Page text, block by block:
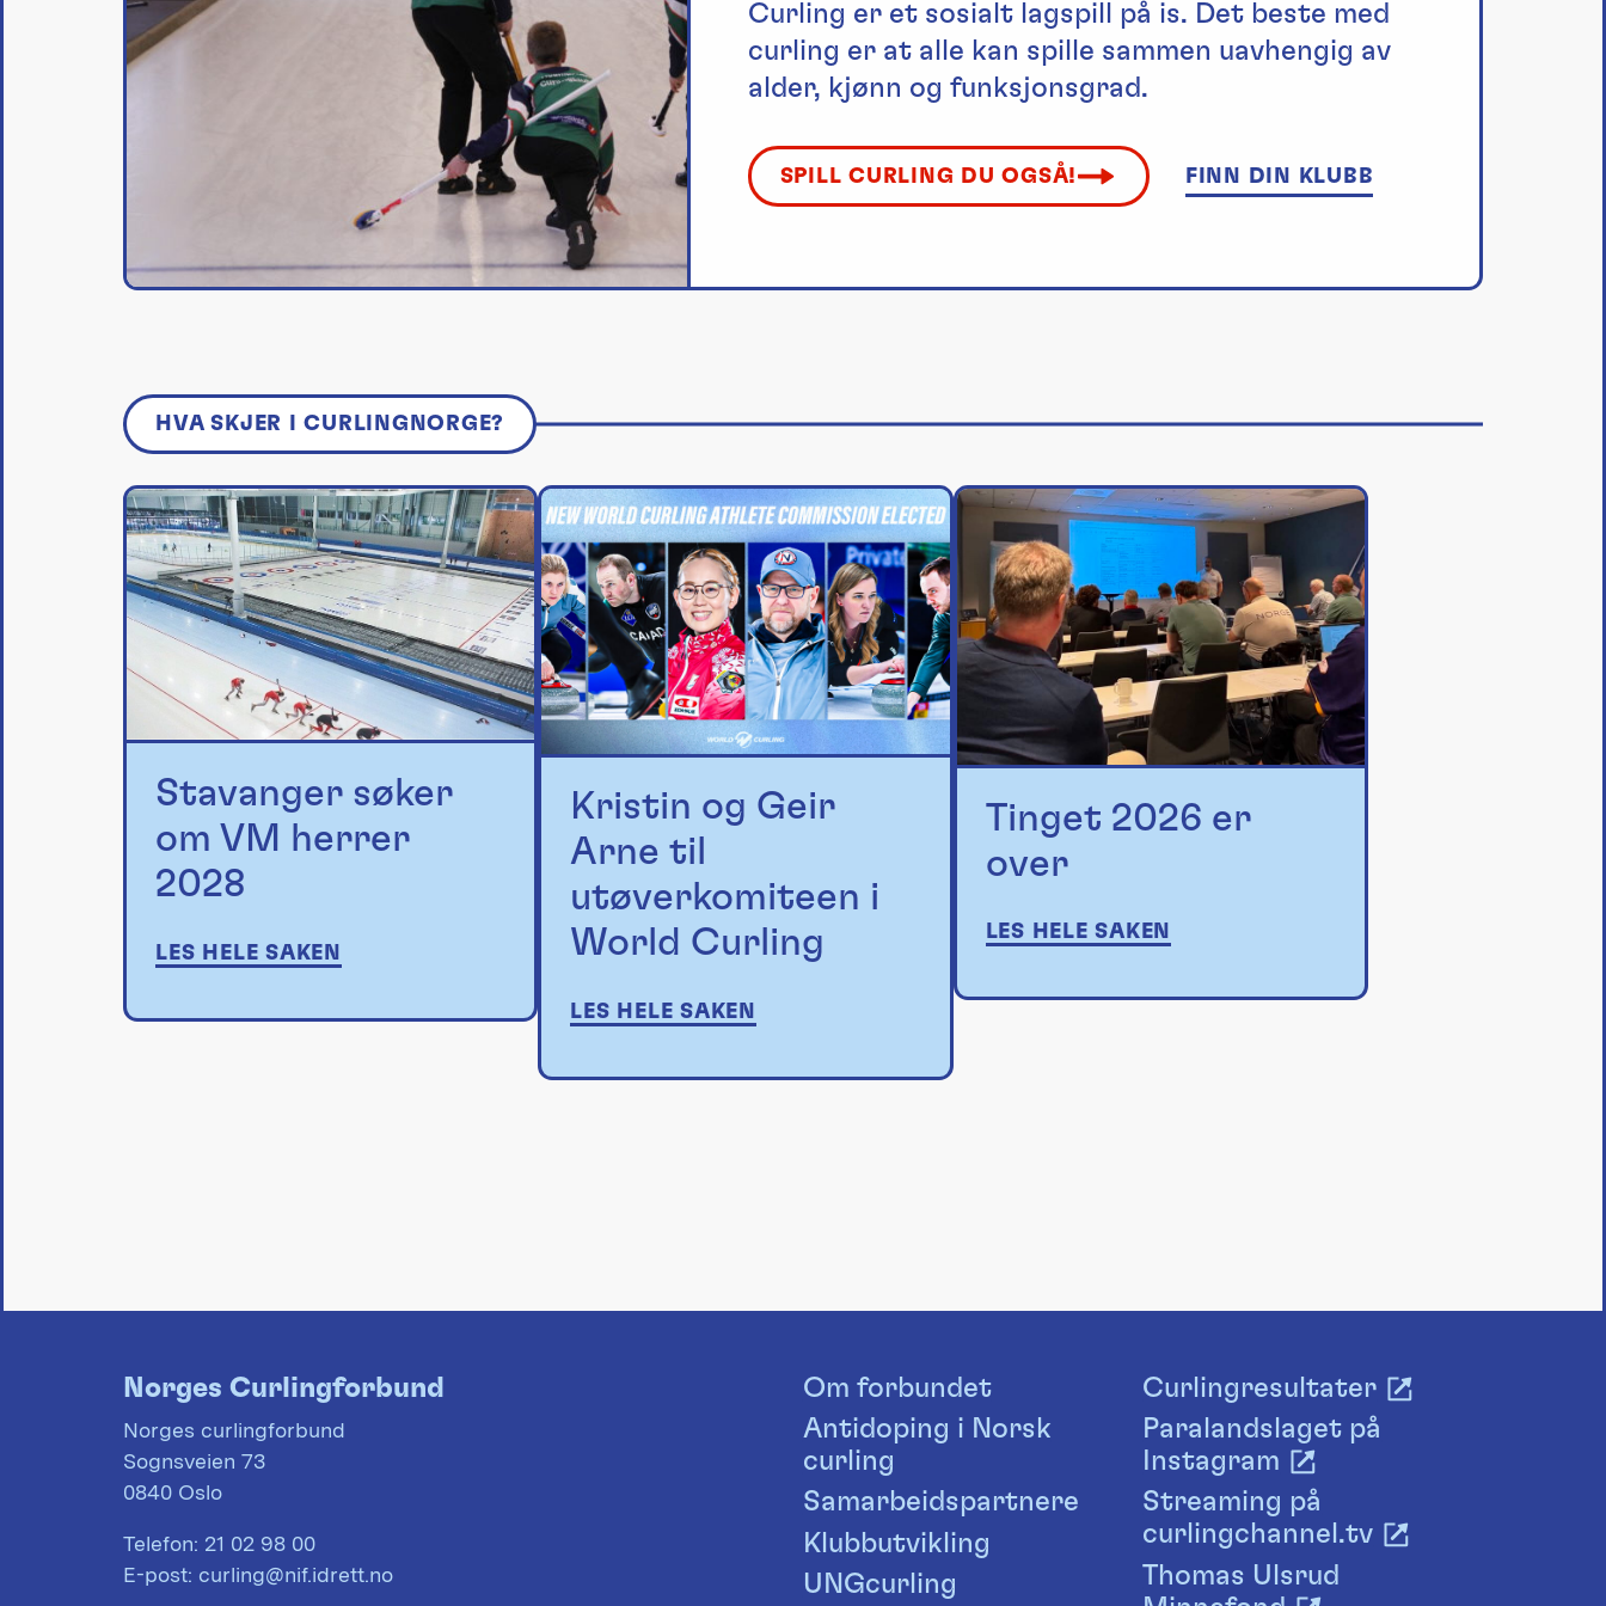
Curling er et sosialt lagspill på is. Det beste med
curling er at alle kan spille sammen uavhengig av
alder, kjønn og funksjonsgrad.
SPILL CURLING DU OGSÅ! FINN DIN KLUBB
HVA SKJER I CURLINGNORGE?
Stavanger søker
om VM herrer
2028
LES HELE SAKEN
Kristin og Geir
Arne til
utøverkomiteen i
World Curling
LES HELE SAKEN
Tinget 2026 er
over
LES HELE SAKEN
Norges Curlingforbund
Norges curlingforbund
Sognsveien 73
0840 Oslo
Telefon: 21 02 98 00
E-post: curling@nif.idrett.no
Om forbundet
Antidoping i Norsk
curling
Samarbeidspartnere
Klubbutvikling
UNGcurling
Curlingresultater
Paralandslaget på
Instagram
Streaming på
curlingchannel.tv
Thomas Ulsrud